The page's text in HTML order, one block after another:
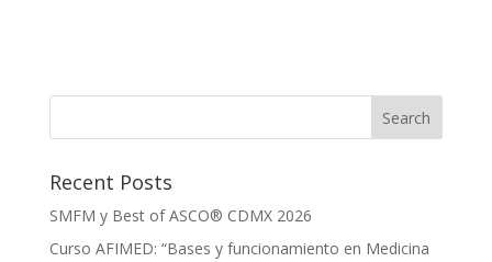
Recent Posts
SMFM y Best of ASCO® CDMX 2026
Curso AFIMED: “Bases y funcionamiento en Medicina